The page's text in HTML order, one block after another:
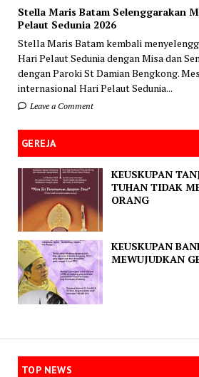
Stella Maris Batam Selenggarakan
Pelaut Sedunia 2026
Stella Maris Batam kembali
Hari Pelaut Sedunia dengan Misa dan
dengan Paroki St Damian Bengkong.
internasional Hari Pelaut Sedunia...
Leave a Comment
GEREJA
KEUSKUPAN
TUHAN TIDAK
ORANG
KEUSKUPAN
MEWUJUDKAN
TOP NEWS